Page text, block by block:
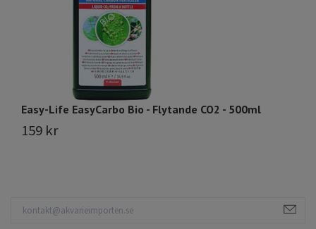
Easy-Life EasyCarbo Bio - Flytande CO2 - 500ml
159 kr